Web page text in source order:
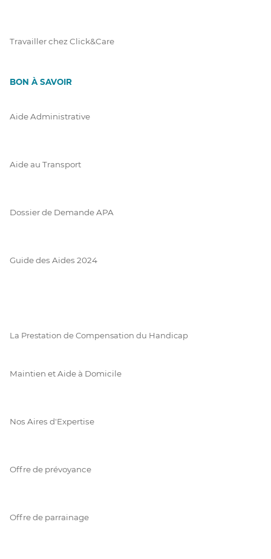
Travailler chez Click&Care
BON À SAVOIR
Aide Administrative
Aide au Transport
Dossier de Demande APA
Guide des Aides 2024
La Prestation de Compensation du Handicap
Maintien et Aide à Domicile
Nos Aires d'Expertise
Offre de prévoyance
Offre de parrainage